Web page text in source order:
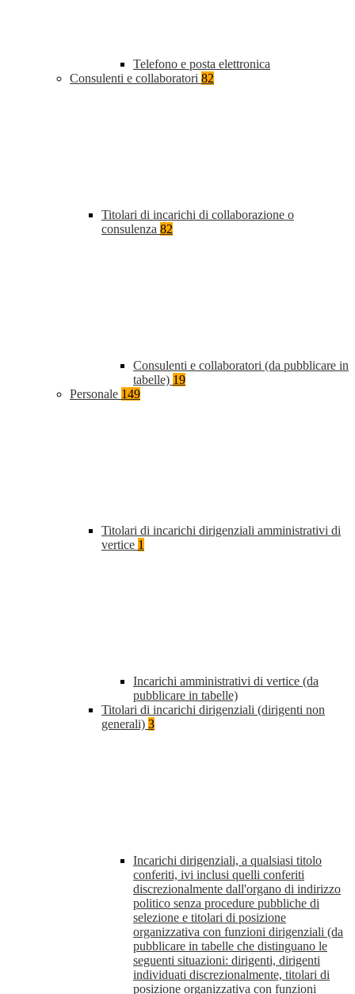
Telefono e posta elettronica
Consulenti e collaboratori 82
Titolari di incarichi di collaborazione o
consulenza 82
Consulenti e collaboratori (da pubblicare in
tabelle) 19
Personale 149
Titolari di incarichi dirigenziali amministrativi di
vertice 1
Incarichi amministrativi di vertice (da
pubblicare in tabelle)
Titolari di incarichi dirigenziali (dirigenti non
generali) 3
Incarichi dirigenziali, a qualsiasi titolo
conferiti, ivi inclusi quelli conferiti
discrezionalmente dall'organo di indirizzo
politico senza procedure pubbliche di
selezione e titolari di posizione
organizzativa con funzioni dirigenziali (da
pubblicare in tabelle che distinguano le
seguenti situazioni: dirigenti, dirigenti
individuati discrezionalmente, titolari di
posizione organizzativa con funzioni